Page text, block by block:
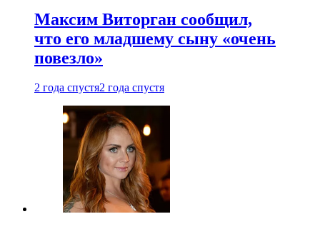
Максим Виторган сообщил,
что его младшему сыну «очень
повезло»
2 года спустя2 года спустя